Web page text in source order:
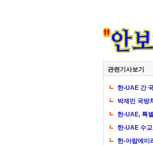
관련기사보기
한-UAE 간
박재민 국방
한-UAE, 특
한-UAE 수
한-아랍에미